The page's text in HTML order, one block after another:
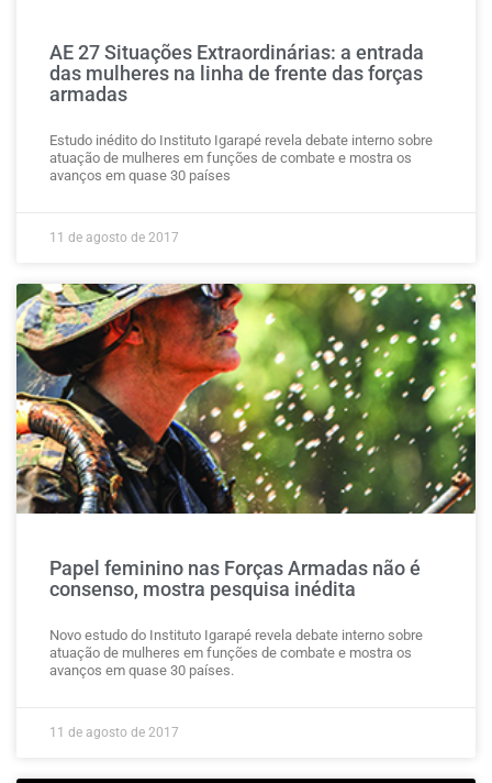
AE 27 Situações Extraordinárias: a entrada
das mulheres na linha de frente das forças
armadas
Estudo inédito do Instituto Igarapé revela debate interno sobre
atuação de mulheres em funções de combate e mostra os
avanços em quase 30 países
11 de agosto de 2017
Papel feminino nas Forças Armadas não é
consenso, mostra pesquisa inédita
Novo estudo do Instituto Igarapé revela debate interno sobre
atuação de mulheres em funções de combate e mostra os
avanços em quase 30 países.
11 de agosto de 2017